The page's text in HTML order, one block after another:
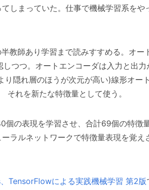
しまっていた。仕事で機械学習系を
教師あり学習まで読みすすめる。オ
つつ。オートエンコーダは入力と出
り隠れ層のほうが次元が高い)線形オ
れを新たな特徴量として使う。
の表現を学習させ、合計69個の特徴
ラルネットワークで特徴量表現を覚
TensorFlowによる実践機械学習 第2版